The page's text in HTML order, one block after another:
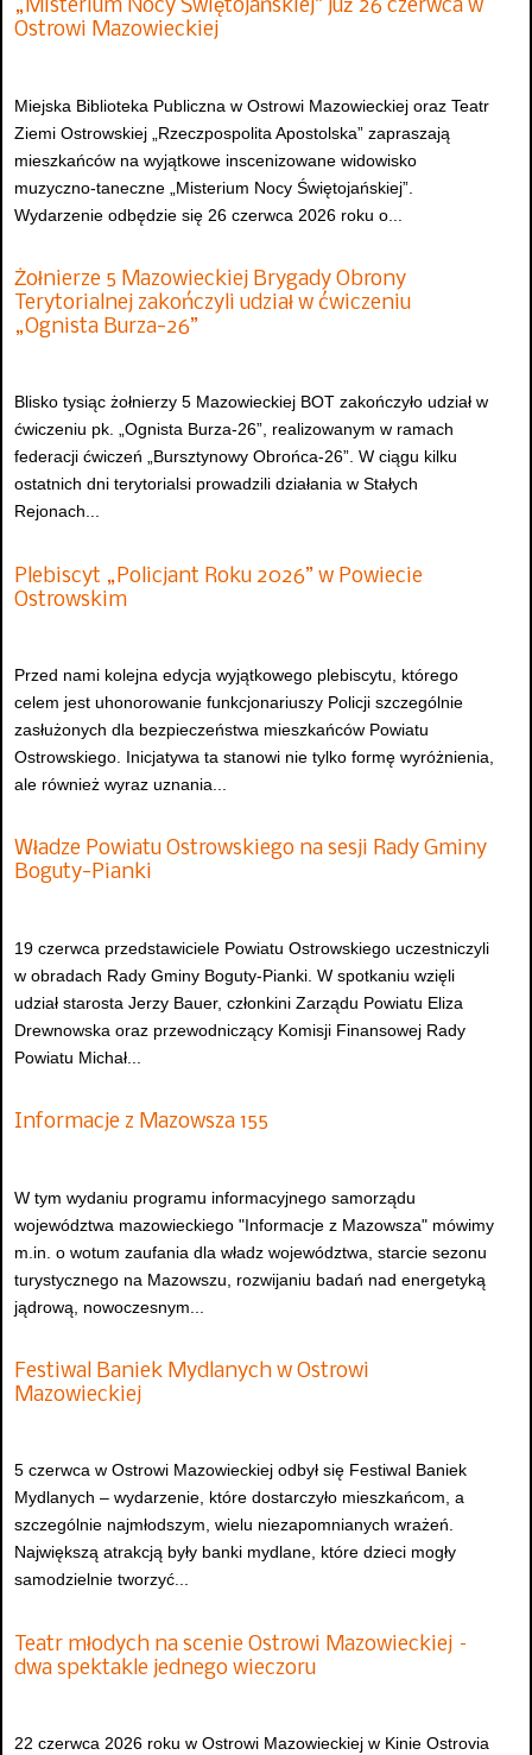
„Misterium Nocy Świętojańskiej” już 26 czerwca w
Ostrowi Mazowieckiej
Miejska Biblioteka Publiczna w Ostrowi Mazowieckiej oraz Teatr
Ziemi Ostrowskiej „Rzeczpospolita Apostolska” zapraszają
mieszkańców na wyjątkowe inscenizowane widowisko
muzyczno-taneczne „Misterium Nocy Świętojańskiej”.
Wydarzenie odbędzie się 26 czerwca 2026 roku o...
Żołnierze 5 Mazowieckiej Brygady Obrony
Terytorialnej zakończyli udział w ćwiczeniu
„Ognista Burza-26”
Blisko tysiąc żołnierzy 5 Mazowieckiej BOT zakończyło udział w
ćwiczeniu pk. „Ognista Burza-26”, realizowanym w ramach
federacji ćwiczeń „Bursztynowy Obrońca-26”. W ciągu kilku
ostatnich dni terytorialsi prowadzili działania w Stałych
Rejonach...
Plebiscyt „Policjant Roku 2026” w Powiecie
Ostrowskim
Przed nami kolejna edycja wyjątkowego plebiscytu, którego
celem jest uhonorowanie funkcjonariuszy Policji szczególnie
zasłużonych dla bezpieczeństwa mieszkańców Powiatu
Ostrowskiego. Inicjatywa ta stanowi nie tylko formę wyróżnienia,
ale również wyraz uznania...
Władze Powiatu Ostrowskiego na sesji Rady Gminy
Boguty-Pianki
19 czerwca przedstawiciele Powiatu Ostrowskiego uczestniczyli
w obradach Rady Gminy Boguty-Pianki. W spotkaniu wzięli
udział starosta Jerzy Bauer, członkini Zarządu Powiatu Eliza
Drewnowska oraz przewodniczący Komisji Finansowej Rady
Powiatu Michał...
Informacje z Mazowsza 155
W tym wydaniu programu informacyjnego samorządu
województwa mazowieckiego "Informacje z Mazowsza" mówimy
m.in. o wotum zaufania dla władz województwa, starcie sezonu
turystycznego na Mazowszu, rozwijaniu badań nad energetyką
jądrową, nowoczesnym...
Festiwal Baniek Mydlanych w Ostrowi
Mazowieckiej
5 czerwca w Ostrowi Mazowieckiej odbył się Festiwal Baniek
Mydlanych – wydarzenie, które dostarczyło mieszkańcom, a
szczególnie najmłodszym, wielu niezapomnianych wrażeń.
Największą atrakcją były banki mydlane, które dzieci mogły
samodzielnie tworzyć...
Teatr młodych na scenie Ostrowi Mazowieckiej –
dwa spektakle jednego wieczoru
22 czerwca 2026 roku w Ostrowi Mazowieckiej w Kinie Ostrovia